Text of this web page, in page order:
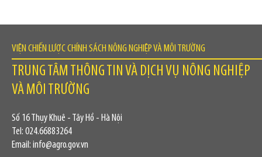
VIỆN CHIẾN LƯỢC CHÍNH SÁCH NÔNG NGHIỆP VÀ MÔI TRƯỜNG
TRUNG TÂM THÔNG TIN VÀ DỊCH VỤ NÔNG NGHIỆP
VÀ MÔI TRƯỜNG
Số 16 Thụy Khuê - Tây Hồ - Hà Nội
Tel: 024.66883264
Email: info@agro.gov.vn